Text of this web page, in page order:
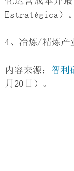
Estratégica）。
4、 冶炼/精炼产
内容来源： 智利
月20日）。